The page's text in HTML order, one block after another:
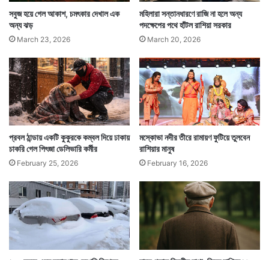
রাশিয়ায় শীতের সময় সাধারণত আনাজ ও ফলের দাম বাড়ে। একে
মরসুমি প্রভাব বলা হয়। কিন্তু এবার যেখানে দাম ঠেকেছে তা
মরসুমি প্রভাবের ফলে প্রতিবছরের দাম বৃদ্ধির চেনা ছবির সঙ্গে
মিলছেনা।
র
দা
ম
ল
ক্ষ
টা
কা
সবুজ হয়ে গেল আকাশ, চমৎকার দেখাল এক
অন্য ঝড়
March 23, 2026
মহিলারা সন্তানধারণে রাজি না হলে অন্য
পদক্ষেপের পথে হাঁটল রাশিয়া সরকার
March 20, 2026
প্রবল ঠান্ডায় একটি কুকুরকে কম্বল দিয়ে ঢাকায়
চাকরি গেল পিৎজা ডেলিভারি কর্মীর
February 25, 2026
মস্কোভা নদীর তীরে রামায়ণ ফুটিয়ে তুলবেন
রাশিয়ার মানুষ
February 16, 2026